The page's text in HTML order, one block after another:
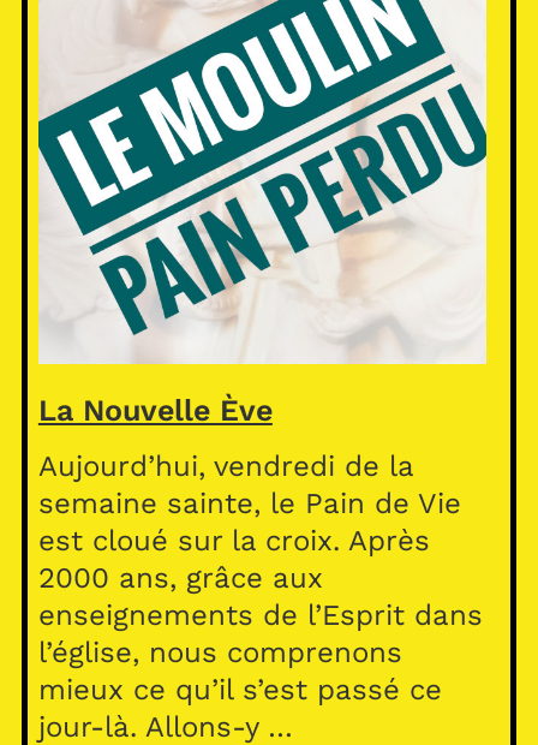
La Nouvelle Ève
Aujourd’hui, vendredi de la
semaine sainte, le Pain de Vie
est cloué sur la croix. Après
2000 ans, grâce aux
enseignements de l’Esprit dans
l’église, nous comprenons
mieux ce qu’il s’est passé ce
jour-là. Allons-y …